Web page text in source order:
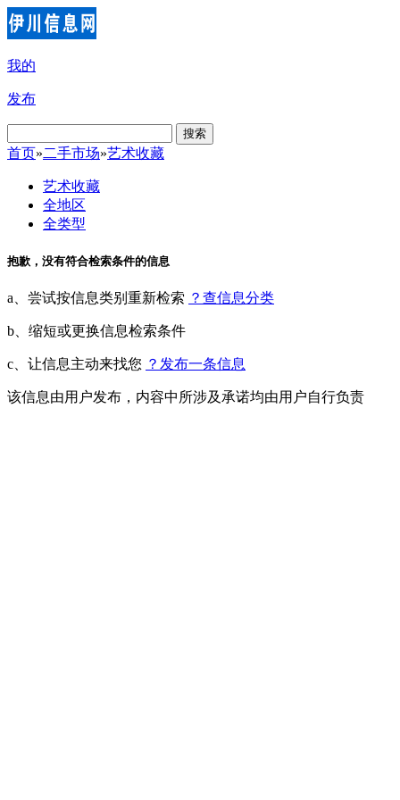
我的
发布
搜索
首页»二手市场»艺术收藏
艺术收藏
全地区
全类型
抱歉，没有符合检索条件的信息
a、尝试按信息类别重新检索 ？查信息分类
b、缩短或更换信息检索条件
c、让信息主动来找您 ？发布一条信息
该信息由用户发布，内容中所涉及承诺均由用户自行负责